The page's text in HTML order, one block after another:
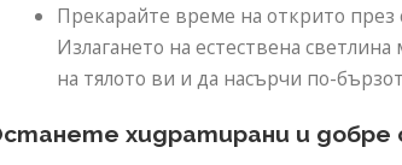
Прекарайте време на открито през
Излагането на естествена
на тялото ви и да насърчи по-
хидратирани и добре